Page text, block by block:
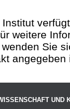
weitere
Sie
UND